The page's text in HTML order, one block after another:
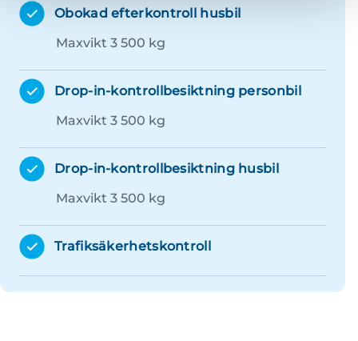
Obokad efterkontroll husbil
Maxvikt 3 500 kg
Drop-in-kontrollbesiktning personbil
Maxvikt 3 500 kg
Drop-in-kontrollbesiktning husbil
Maxvikt 3 500 kg
Trafiksäkerhetskontroll